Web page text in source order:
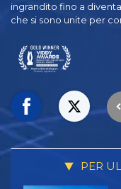
ingrandito fino a
che si sono unite per
PER